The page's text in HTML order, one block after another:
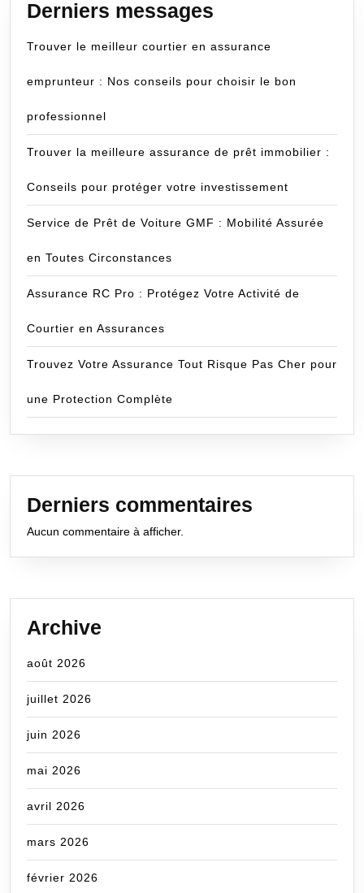
Derniers messages
Trouver le meilleur courtier en assurance
emprunteur : Nos conseils pour choisir le bon
professionnel
Trouver la meilleure assurance de prêt immobilier :
Conseils pour protéger votre investissement
Service de Prêt de Voiture GMF : Mobilité Assurée
en Toutes Circonstances
Assurance RC Pro : Protégez Votre Activité de
Courtier en Assurances
Trouvez Votre Assurance Tout Risque Pas Cher pour
une Protection Complète
Derniers commentaires
Aucun commentaire à afficher.
Archive
août 2026
juillet 2026
juin 2026
mai 2026
avril 2026
mars 2026
février 2026